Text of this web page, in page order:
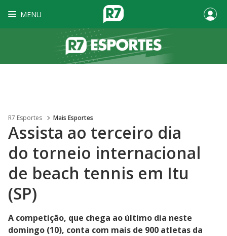
MENU
R7 Esportes Mais Esportes
Assista ao terceiro dia
do torneio internacional
de beach tennis em Itu
(SP)
A competição, que chega ao último dia neste
domingo (10), conta com mais de 900 atletas da